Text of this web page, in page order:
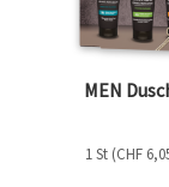
MEN
1 St (CHF